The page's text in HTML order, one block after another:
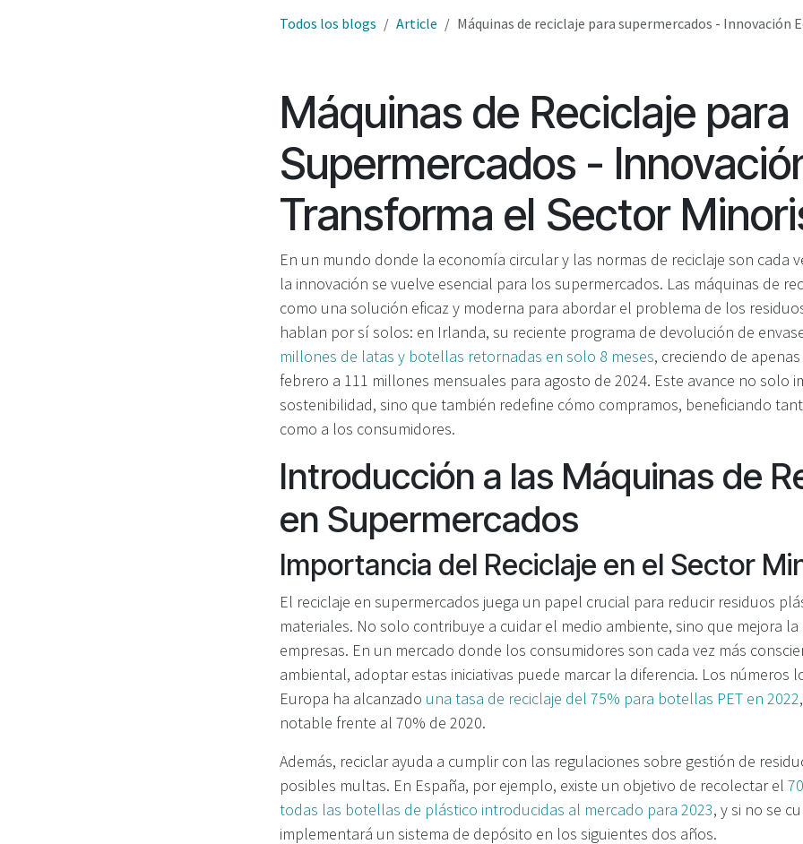
Todos los blogs Article Máquinas de reciclaje para supermercados - Innovación
Máquinas de Reciclaje para
Supermercados -
Transforma el Sector
En un mundo donde la economía circular y las normas de reciclaje son cada
la innovación se vuelve esencial para los supermercados. Las máquinas de
como una solución eficaz y moderna para abordar el problema de los
hablan por sí solos: en Irlanda, su reciente programa de devolución de
millones de latas y botellas retornadas en solo 8 meses, creciendo de
febrero a 111 millones mensuales para agosto de 2024. Este avance no solo
sostenibilidad, sino que también redefine cómo compramos, beneficiando
como a los consumidores.
Introducción a las Máquinas de
en Supermercados
Importancia del Reciclaje en el Sector
El reciclaje en supermercados juega un papel crucial para reducir residuos
materiales. No solo contribuye a cuidar el medio ambiente, sino que mejora la
empresas. En un mercado donde los consumidores son cada vez más
ambiental, adoptar estas iniciativas puede marcar la diferencia. Los números
Europa ha alcanzado una tasa de reciclaje del 75% para botellas PET en 2022
notable frente al 70% de 2020.
Además, reciclar ayuda a cumplir con las regulaciones sobre gestión de
posibles multas. En España, por ejemplo, existe un objetivo de recolectar el
todas las botellas de plástico introducidas al mercado para 2023, y si no se
implementará un sistema de depósito en los siguientes dos años.